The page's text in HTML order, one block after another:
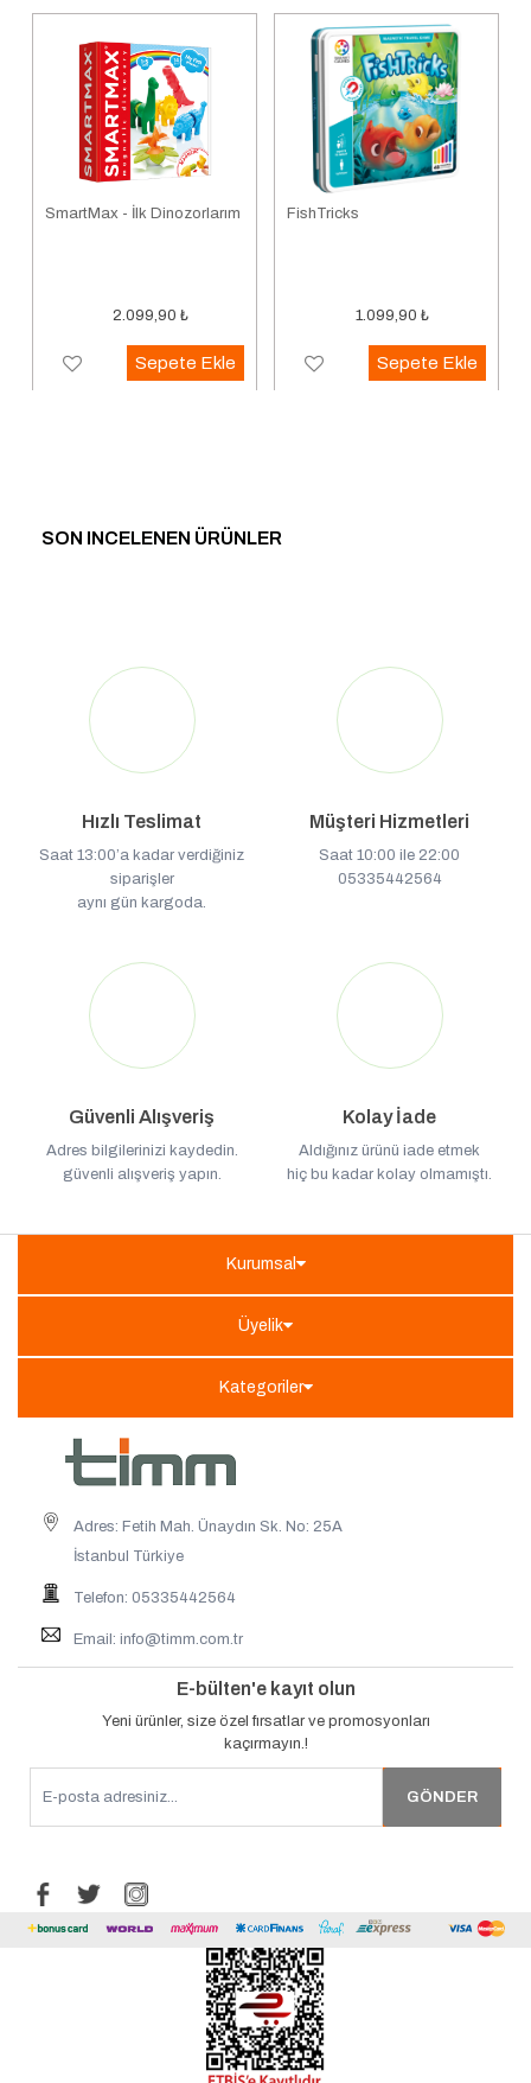
SmartMax - İlk Dinozorlarım
2.099,90 ₺
Sepete Ekle
FishTricks
1.099,90 ₺
Sepete Ekle
SON INCELENEN ÜRÜNLER
Hızlı Teslimat
Saat 13:00’a kadar verdiğiniz
siparişler
aynı gün kargoda.
Müşteri Hizmetleri
Saat 10:00 ile 22:00
05335442564
Güvenli Alışveriş
Adres bilgilerinizi kaydedin.
güvenli alışveriş yapın.
Kolay İade
Aldığınız ürünü iade etmek
hiç bu kadar kolay olmamıştı.
Kurumsal
Üyelik
Kategoriler
Adres: Fetih Mah. Ünaydın Sk. No: 25A
İstanbul Türkiye
Telefon: 05335442564
Email: info@timm.com.tr
E-bülten'e kayıt olun
Yeni ürünler, size özel fırsatlar ve promosyonları
kaçırmayın.!